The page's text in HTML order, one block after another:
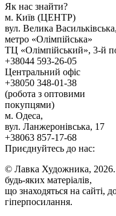
Як наc знайти?
м. Киïв (ЦЕНТР)
вул. Велика
метро «Олімпійська»
ТЦ «Олімпійський», 3-й
+38044 593-26-05
Центральний офіс
+38050 348-01-38
(робота з оптовими
покупцями)
м. Одеса,
вул. Ланжеронівська, 17
+38063 857-17-68
Приєднуйтесь до нас:
© Лавка Художника, 2026.
будь-яких матеріалів,
що знаходяться на сайті,
гіперпосилання.